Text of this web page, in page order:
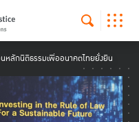
หลักนิติธรรมเพื่ออนาคตไทยยั่งยืน